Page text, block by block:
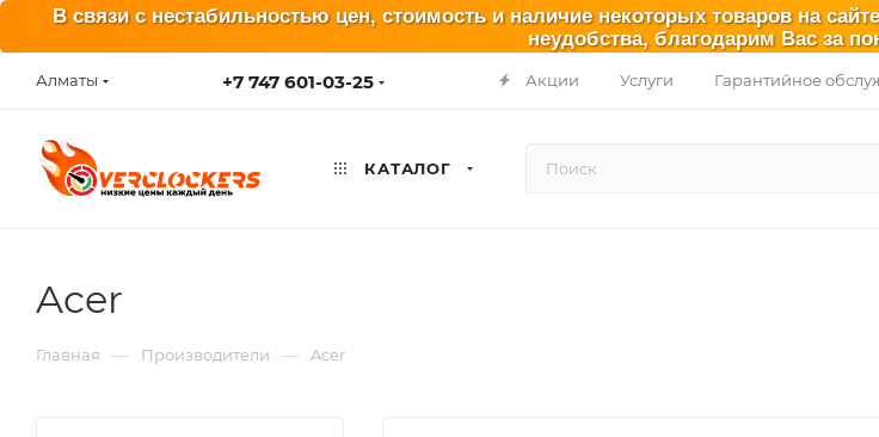
В связи с нестабильностью цен, стоимость и наличие некоторых товаров на
неудобства, благодарим Вас за
Алматы +7 747 601-03-25 Акции Услуги Гарантийное
КАТАЛОГ
Acer
Главная — Производители — Acer